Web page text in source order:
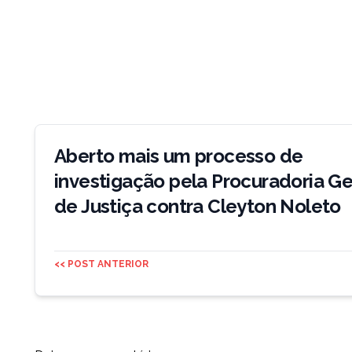
Navegação
Aberto mais um processo de
investigação pela Procuradoria
de Justiça contra Cleyton Noleto
<< POST ANTERIOR